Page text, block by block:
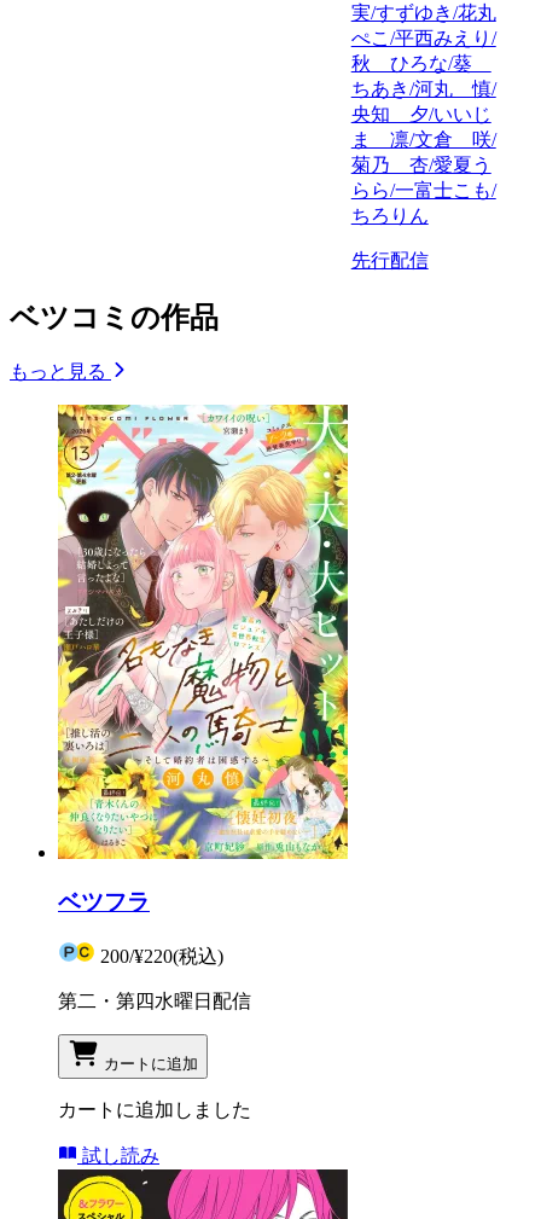
実/すずゆき/花丸
ぺこ/平西みえり/
秋 ひろな/葵
ちあき/河丸 慎/
央知 夕/いいじ
ま 凛/文倉 咲/
菊乃 杏/愛夏う
らら/一富士こも/
ちろりん
先行配信
ベツコミの作品
もっと見る
ベツフラ
200/¥220(税込)
第二・第四水曜日配信
カートに追加
カートに追加しました
試し読み